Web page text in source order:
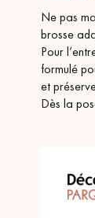
Ne pas
brosse
Pour
formulé
et
Dès la